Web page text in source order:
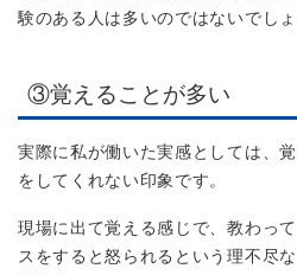
験のある人は多いのではないでしょ
③覚えることが多い
実際に私が働いた実感としては、
をしてくれない印象です。
現場に出て覚える感じで、教わっ
スをすると怒られるという理不尽